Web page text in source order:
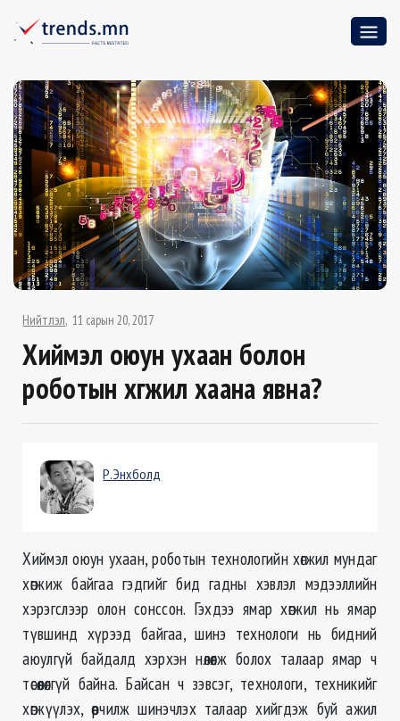
Нийтлэл 11 сарын 20, 2017
Хиймэл оюун ухаан болон
роботын хөгжил хаана явна?
Р.Энхболд
Хиймэл оюун ухаан, роботын технологийн хөгжил мундаг
хөгжиж байгаа гэдгийг бид гадны хэвлэл мэдээллийн
хэрэгслээр олон сонссон. Гэхдээ ямар хөгжил нь ямар
түвшинд хүрээд байгаа, шинэ технологи нь бидний
аюулгүй байдалд хэрхэн нөлөөлж болох талаар ямар ч
төсөөлөлгүй байна. Байсан ч зэвсэг, технологи, техникийг
хөгжүүлэх, өөрчилж шинэчлэх талаар хийгдэж буй ажил